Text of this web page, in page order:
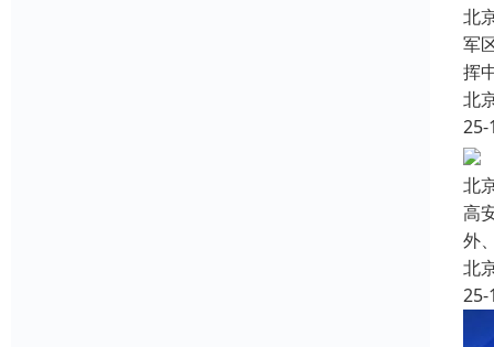
北
军
挥
北
25-
北
高
外
北
25-